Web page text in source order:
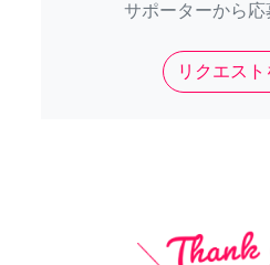
サポーターから応
リクエスト